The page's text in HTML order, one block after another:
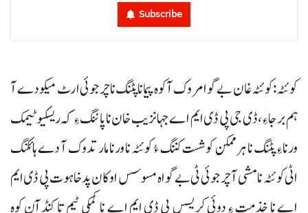
Subscribe
کوئٹہ: کوئٹہ غان بے گوا مروک آ کوہ پیمانا پٹنگ نا چرجوئی ارٹ میکو دے آ
ہم برجاءِ، ڈی جی پی ڈی ایم اے جہانزیب خان نا پاننگ ءِ کہ ریسکیو ٹیمک
ورناءِ پٹنگ نا ہرممکن کوشست کننگ ءُ کوئٹہ نا ورنا مار تدوک آ دے ہائکنگ
اٹی کوئٹہ نا مشی آ چرجوئی ٹی بے گواہ مسوسس اوکان پد خاہوت پی ڈی ایم
اے نا خذمت ءِ دوئی کریسس پی ڈی ایم اے نا کمکی ٹیم تا کنڈآن کوہ